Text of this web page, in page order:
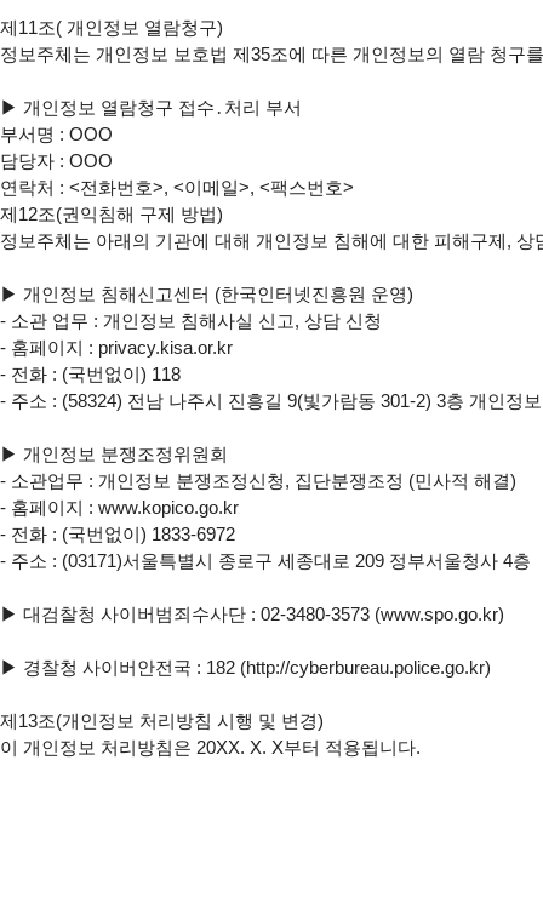
제11조( 개인정보 열람청구)
정보주체는 개인정보 보호법 제35조에 따른 개인정보의 열람 청
▶ 개인정보 열람청구 접수․처리 부서
부서명 : OOO
담당자 : OOO
연락처 : <전화번호>, <이메일>, <팩스번호>
제12조(권익침해 구제 방법)
정보주체는 아래의 기관에 대해 개인정보 침해에 대한 피해구제,
▶ 개인정보 침해신고센터 (한국인터넷진흥원 운영)
- 소관 업무 : 개인정보 침해사실 신고, 상담 신청
- 홈페이지 : privacy.kisa.or.kr
- 전화 : (국번없이) 118
- 주소 : (58324) 전남 나주시 진흥길 9(빛가람동 301-2) 3층 개인정
▶ 개인정보 분쟁조정위원회
- 소관업무 : 개인정보 분쟁조정신청, 집단분쟁조정 (민사적 해결)
- 홈페이지 : www.kopico.go.kr
- 전화 : (국번없이) 1833-6972
- 주소 : (03171)서울특별시 종로구 세종대로 209 정부서울청사 4층
▶ 대검찰청 사이버범죄수사단 : 02-3480-3573 (www.spo.go.kr)
▶ 경찰청 사이버안전국 : 182 (http://cyberbureau.police.go.kr)
제13조(개인정보 처리방침 시행 및 변경)
이 개인정보 처리방침은 20XX. X. X부터 적용됩니다.